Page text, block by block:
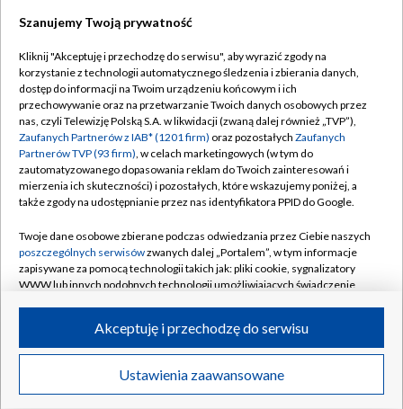
TVP
Abonament TVP
Emisja w TVP
Centrum informacji TVP
Naziemna Telewizja Cyfrowa
Rada Programowa
System NOS
Informacje o nadawcy
Program dla prasy
Ogłoszenie przetargowe
Regulamin TVP
Polityka prywatności
Moje zgody
Pomoc
Kontakt
Kanały
©2026 Telewizja Polska S.A. w likwidacji
Szanujemy Twoją prywatność
Kliknij "Akceptuję i przechodzę do serwisu", aby wyrazić zgody na
korzystanie z technologii automatycznego śledzenia i zbierania danych,
dostęp do informacji na Twoim urządzeniu końcowym i ich
przechowywanie oraz na przetwarzanie Twoich danych osobowych przez
nas, czyli Telewizję Polską S.A. w likwidacji (zwaną dalej również „TVP”),
Zaufanych Partnerów z IAB* (1201 firm) oraz pozostałych Zaufanych
Partnerów TVP (93 firm), w celach marketingowych (w tym do
zautomatyzowanego dopasowania reklam do Twoich zainteresowań i
mierzenia ich skuteczności) i pozostałych, które wskazujemy poniżej, a
także zgody na udostępnianie przez nas identyfikatora PPID do Google.
Twoje dane osobowe zbierane podczas odwiedzania przez Ciebie naszych
poszczególnych serwisówzwanych dalej „Portalem”, w tym informacje
zapisywane za pomocą technologii takich jak: pliki cookie, sygnalizatory
WWW lub innych podobnych technologii umożliwiających świadczenie
ruchu w Internecie.
Twoje dane osobowe zbierane podczas odwiedzania przez Ciebie
poszczególnych serwisówna Portalu, takie jak adresy IP, identyfikatory
Ustawienia zaawansowane
Akceptuję i przechodzę do serwisu